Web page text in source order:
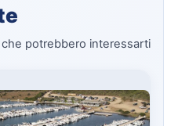
potrebbero interessarti